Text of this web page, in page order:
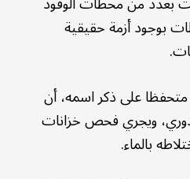
بوجود أزمة حقيقية
على ذكر اسمه، أن
ويجري فحص خزانات
بالماء.